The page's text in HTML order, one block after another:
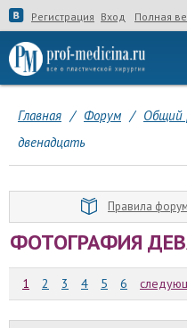
Регистрация Вход Полная
Главная / Форум / Общий
двенадцать
Правила
ФОТОГРАФИЯ
1 2 3 4 5 6